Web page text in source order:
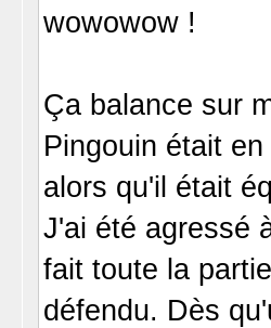
wowowow !
Ça balance sur
Pingouin était
alors qu'il était
J'ai été agressé
fait toute la
défendu. Dès